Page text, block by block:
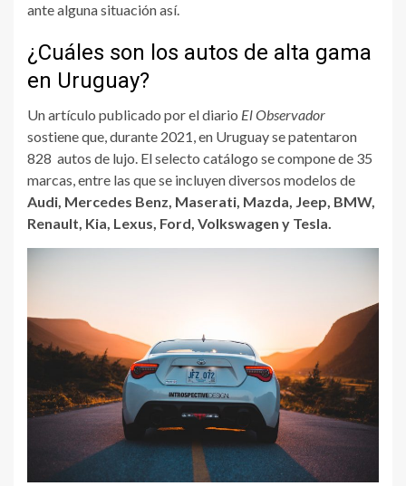
ante alguna situación así.
¿Cuáles son los autos de alta gama
en Uruguay?
Un artículo publicado por el diario El Observador
sostiene que, durante 2021, en Uruguay se patentaron
828 autos de lujo. El selecto catálogo se compone de 35
marcas, entre las que se incluyen diversos modelos de
Audi, Mercedes Benz, Maserati, Mazda, Jeep, BMW,
Renault, Kia, Lexus, Ford, Volkswagen y Tesla.